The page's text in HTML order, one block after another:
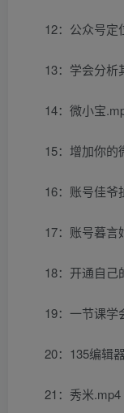
12：公众号定
13：学会分析
14：微小宝
15：增加你的
16：账号佳爷
17：账号暮言
18：开通自己
19：一节课学
20：135编辑
21：秀米.mp4